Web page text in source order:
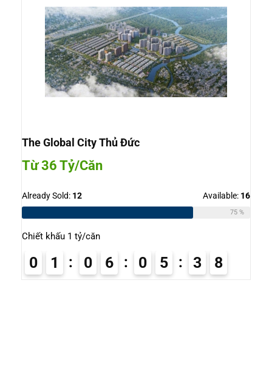
The Global City Thủ Đức
Từ 36 Tỷ/Căn
Already Sold: 12 Available: 16
75 %
Chiết khấu 1 tỷ/căn
0 1 0 6 0 5 3 7
8